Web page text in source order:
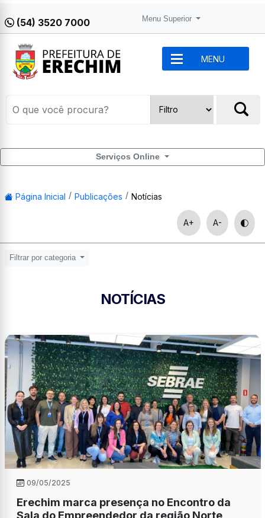
(54) 3520 7000 Menu Superior
MENU
Serviços Online
Página Inicial Publicações Notícias
A+ A-
Filtrar por categoria
NOTÍCIAS
09/05/2025
Erechim marca presença no Encontro da
Sala do Empreendedor da região Norte